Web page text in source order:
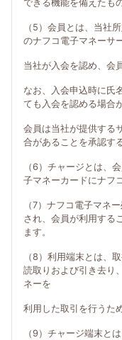
できる機能を備えたも
（5）会員とは、当社
のナフコ電子マネーサ
当社が入会を認め、会
なお、入会申込時に氏
ても入会を認める場合
会員は当社が提供する
合があることを承認す
（6）チャージとは、
子マネーカードにナフ
（7）ナフコ電子マネ
され、会員が利用する
ます。
（8）利用端末とは、
読取りおよび引き去り
ネーを
利用した取引を行うた
（9）チャージ端末と